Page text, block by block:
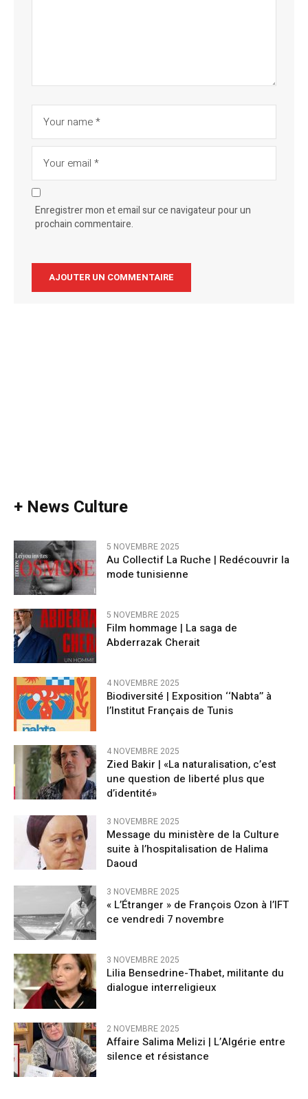
Enregistrer mon et email sur ce navigateur pour un
prochain commentaire.
+ News Culture
5 NOVEMBRE 2025
Au Collectif La Ruche | Redécouvrir la
mode tunisienne
5 NOVEMBRE 2025
Film hommage | La saga de
Abderrazak Cherait
4 NOVEMBRE 2025
Biodiversité | Exposition ‘‘Nabta’’ à
l’Institut Français de Tunis
4 NOVEMBRE 2025
Zied Bakir | «La naturalisation, c’est
une question de liberté plus que
d’identité»
3 NOVEMBRE 2025
Message du ministère de la Culture
suite à l’hospitalisation de Halima
Daoud
3 NOVEMBRE 2025
« L’Étranger » de François Ozon à l’IFT
ce vendredi 7 novembre
3 NOVEMBRE 2025
Lilia Bensedrine-Thabet, militante du
dialogue interreligieux
2 NOVEMBRE 2025
Affaire Salima Melizi | L’Algérie entre
silence et résistance